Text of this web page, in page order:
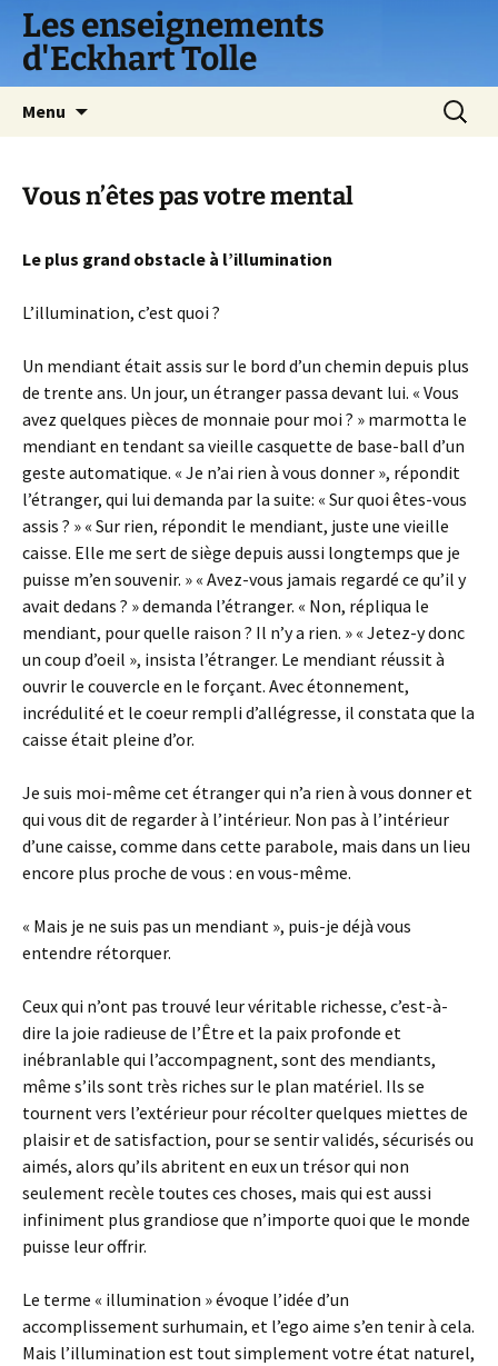
Les enseignements
d'Eckhart Tolle
Menu
Vous n’êtes pas votre mental
Le plus grand obstacle à l’illumination
L’illumination, c’est quoi ?
Un mendiant était assis sur le bord d’un chemin depuis plus
de trente ans. Un jour, un étranger passa devant lui. « Vous
avez quelques pièces de monnaie pour moi ? » marmotta le
mendiant en tendant sa vieille casquette de base-ball d’un
geste automatique. « Je n’ai rien à vous donner », répondit
l’étranger, qui lui demanda par la suite: « Sur quoi êtes-vous
assis ? » « Sur rien, répondit le mendiant, juste une vieille
caisse. Elle me sert de siège depuis aussi longtemps que je
puisse m’en souvenir. » « Avez-vous jamais regardé ce qu’il y
avait dedans ? » demanda l’étranger. « Non, répliqua le
mendiant, pour quelle raison ? Il n’y a rien. » « Jetez-y donc
un coup d’oeil », insista l’étranger. Le mendiant réussit à
ouvrir le couvercle en le forçant. Avec étonnement,
incrédulité et le coeur rempli d’allégresse, il constata que la
caisse était pleine d’or.
Je suis moi-même cet étranger qui n’a rien à vous donner et
qui vous dit de regarder à l’intérieur. Non pas à l’intérieur
d’une caisse, comme dans cette parabole, mais dans un lieu
encore plus proche de vous : en vous-même.
« Mais je ne suis pas un mendiant », puis-je déjà vous
entendre rétorquer.
Ceux qui n’ont pas trouvé leur véritable richesse, c’est-à-
dire la joie radieuse de l’Être et la paix profonde et
inébranlable qui l’accompagnent, sont des mendiants,
même s’ils sont très riches sur le plan matériel. Ils se
tournent vers l’extérieur pour récolter quelques miettes de
plaisir et de satisfaction, pour se sentir validés, sécurisés ou
aimés, alors qu’ils abritent en eux un trésor qui non
seulement recèle toutes ces choses, mais qui est aussi
infiniment plus grandiose que n’importe quoi que le monde
puisse leur offrir.
Le terme « illumination » évoque l’idée d’un
accomplissement surhumain, et l’ego aime s’en tenir à cela.
Mais l’illumination est tout simplement votre état naturel,